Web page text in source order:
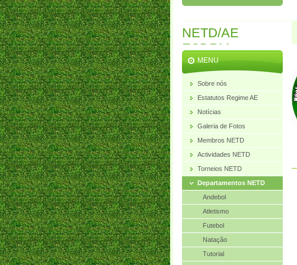
NETD/AE
ESDRM
MENU
Sobre nós
Estatutos Regime AE
Notícias
Galeria de Fotos
Membros NETD
Actividades NETD
Torneios NETD
Departamentos NETD
Andebol
Atletismo
Futebol
Natação
Tutorial